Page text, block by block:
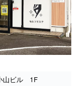
山ビル 1F